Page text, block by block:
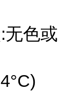
无色或